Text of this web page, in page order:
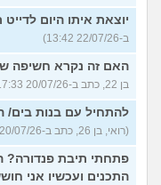
יוצאת איתו היום לדייט
ב-22/07/26 13:42)
האם זה נקרא חשיפה
בן 22, כתב ב-20/07/26 17:33)
להתחיל עם בנות בים/
(רואי, בן 26, כתב ב-20/07/26 17:22)
פתחתי תיבת פנדורה?
התכנים ועכשיו אני